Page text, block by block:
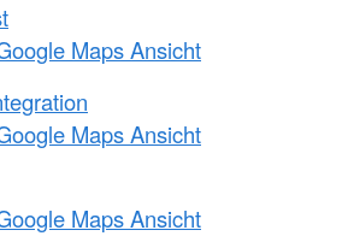
Maps Ansicht
Maps Ansicht
Maps Ansicht